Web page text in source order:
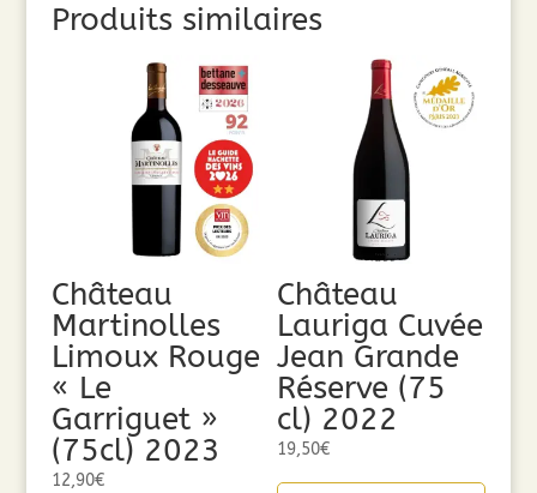
Produits similaires
Château
Martinolles
Limoux Rouge
« Le
Garriguet »
(75cl) 2023
12,90€
Château
Lauriga Cuvée
Jean Grande
Réserve (75
cl) 2022
19,50€